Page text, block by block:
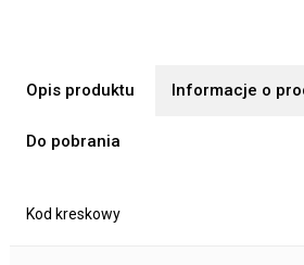
Opis produktu Informacje o
Do pobrania
Kod kreskowy